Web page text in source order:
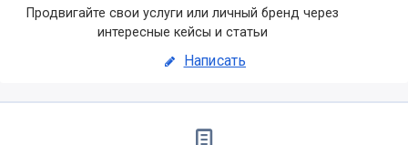
Продвигайте свои услуги или личный бренд через
интересные кейсы и статьи
Написать